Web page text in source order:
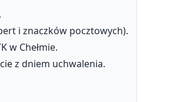
i znaczków pocztowych).
w Chełmie.
z dniem uchwalenia.